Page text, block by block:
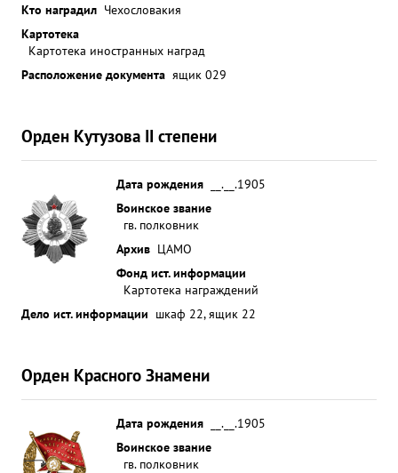
Кто наградил Чехословакия
Картотека
Картотека иностранных наград
Расположение документа ящик 029
Орден Кутузова II степени
Дата рождения
__.__.1905
Воинское звание
гв. полковник
Архив ЦАМО
Фонд ист. информации
Картотека награждений
Дело ист. информации шкаф 22, ящик 22
Орден Красного Знамени
Дата рождения
__.__.1905
Воинское звание
гв. полковник